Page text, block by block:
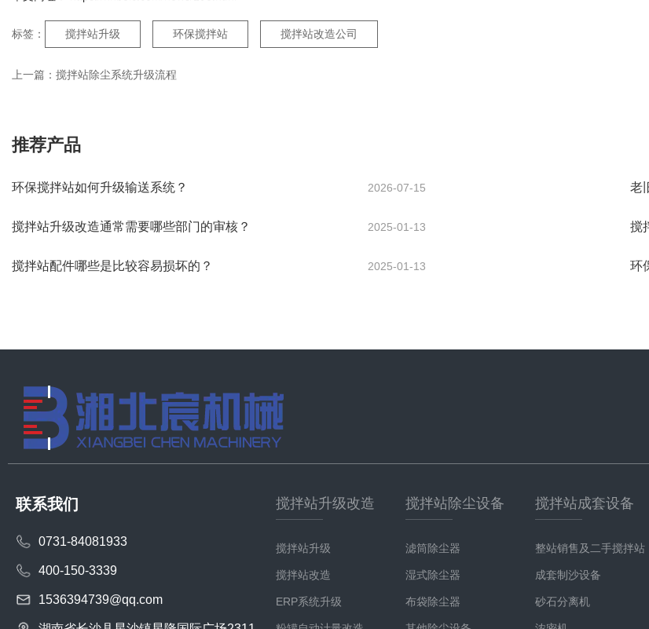
标签： 搅拌站升级 环保搅拌站 搅拌站改造公司
上一篇： 搅拌站除尘系统升级流程
推荐产品
2026-07-15
环保搅拌站如何升级输送系统？ 老
2025-01-13
搅拌站升级改造通常需要哪些部门的审核？ 搅
2025-01-13
搅拌站配件哪些是比较容易损坏的？ 环
联系我们
0731-84081933
400-150-3339
1536394739@qq.com
搅拌站升级改造
搅拌站升级
搅拌站改造
ERP系统升级
搅拌站除尘设备
滤筒除尘器
湿式除尘器
布袋除尘器
搅拌站成套设备
整站销售及二手搅拌站
成套制沙设备
砂石分离机